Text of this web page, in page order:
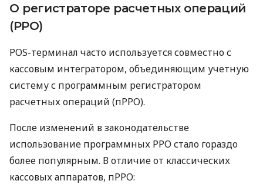
О регистраторе расчетных операций
(РРО)
POS-терминал часто используется совместно с
кассовым интегратором, объединяющим учетную
систему с программным регистратором
расчетных операций (пРРО).
После изменений в законодательстве
использование программных РРО стало гораздо
более популярным. В отличие от классических
кассовых аппаратов, пРРО: